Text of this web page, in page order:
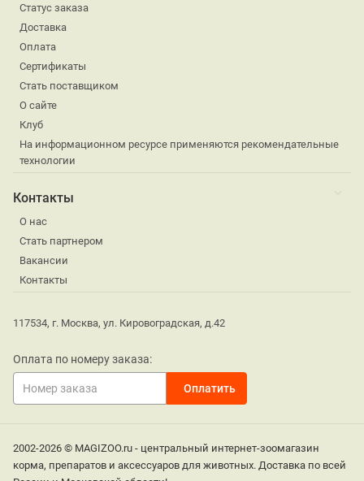
Статус заказа
Доставка
Оплата
Сертификаты
Стать поставщиком
О сайте
Клуб
На информационном ресурсе применяются рекомендательные
технологии
Контакты
О нас
Стать партнером
Вакансии
Контакты
117534, г. Москва, ул. Кировоградская, д.42
Оплата по номеру заказа:
2002-2026 © MAGIZOO.ru - центральный интернет-зоомагазин
корма, препаратов и аксессуаров для животных. Доставка по всей